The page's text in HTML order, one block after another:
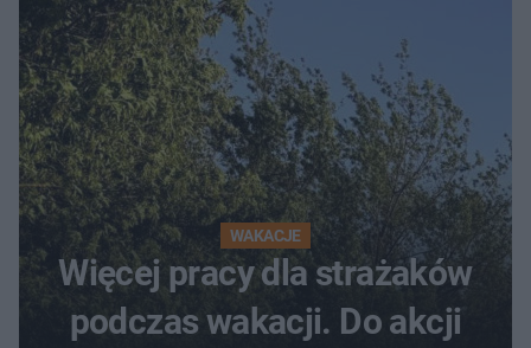
WAKACJE
Więcej pracy dla strażaków
podczas wakacji. Do akcji